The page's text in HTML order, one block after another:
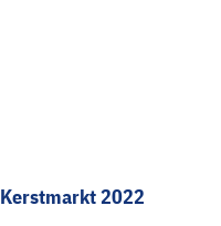
Kerstmarkt 2022